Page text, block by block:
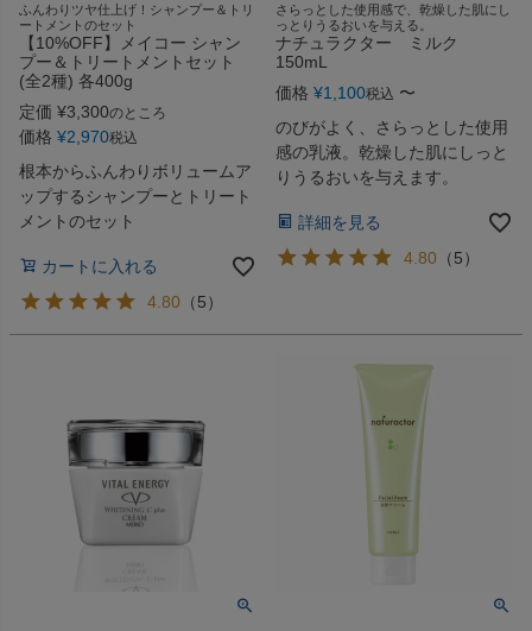
ふんわりツヤ仕上げ！シャンプー＆トリ
ートメントのセット
【10%OFF】メイコー シャン
プー＆トリートメントセット
(全2種) 各400g
定価 ¥3,300のところ
価格 ¥2,970税込
根本からふんわりボリュームア
ップするシャンプーとトリート
メントのセット
カートに入れる
4.80 （5）
さらっとした使用感で、乾燥した肌にし
っとりうるおいを与える。
ナチュラクター ミルク
150mL
価格 ¥1,100税込 〜
のびがよく、さらっとした使用
感の乳液。乾燥した肌にしっと
りうるおいを与えます。
詳細を見る
4.80 （5）